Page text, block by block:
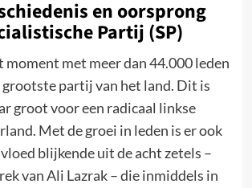
en oorsprong
Partij (SP)
moment met meer dan 44.000 leden
grootste partij van het land. Dit is
groot voor een radicaal linkse
Met de groei in leden is er ook
blijkende uit de acht zetels –
van Ali Lazrak – die inmiddels in